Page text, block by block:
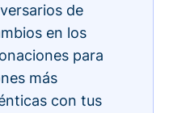
de
en los
para
más
con tus